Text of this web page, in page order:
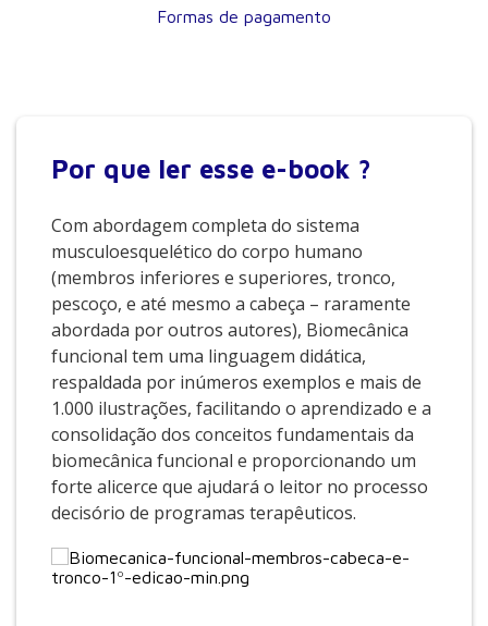
Formas de pagamento
Por que ler esse e-book ?
Com abordagem completa do sistema
musculoesquelético do corpo humano
(membros inferiores e superiores, tronco,
pescoço, e até mesmo a cabeça – raramente
abordada por outros autores), Biomecânica
funcional tem uma linguagem didática,
respaldada por inúmeros exemplos e mais de
1.000 ilustrações, facilitando o aprendizado e a
consolidação dos conceitos fundamentais da
biomecânica funcional e proporcionando um
forte alicerce que ajudará o leitor no processo
decisório de programas terapêuticos.